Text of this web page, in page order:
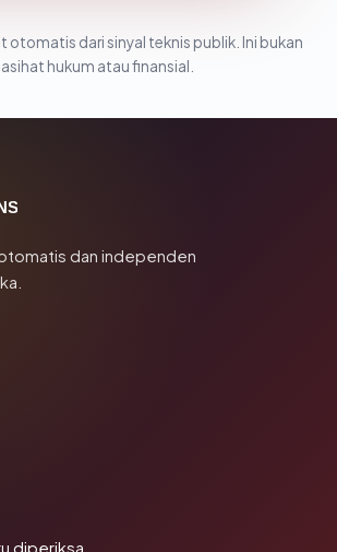
otomatis dari sinyal teknis publik. Ini bukan
hukum atau finansial.
dan independen
diperiksa